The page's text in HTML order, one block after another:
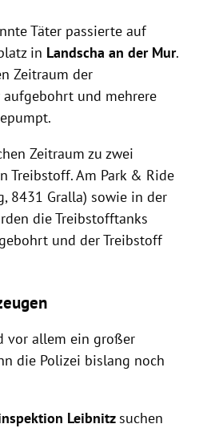
Täter passierte auf
in Landscha an der Mur.
Zeitraum der
aufgebohrt und mehrere
Zeitraum zu zwei
Treibstoff. Am Park & Ride
8431 Gralla) sowie in der
die Treibstofftanks
und der Treibstoff
vor allem ein großer
die Polizei bislang noch
Leibnitzsuchen